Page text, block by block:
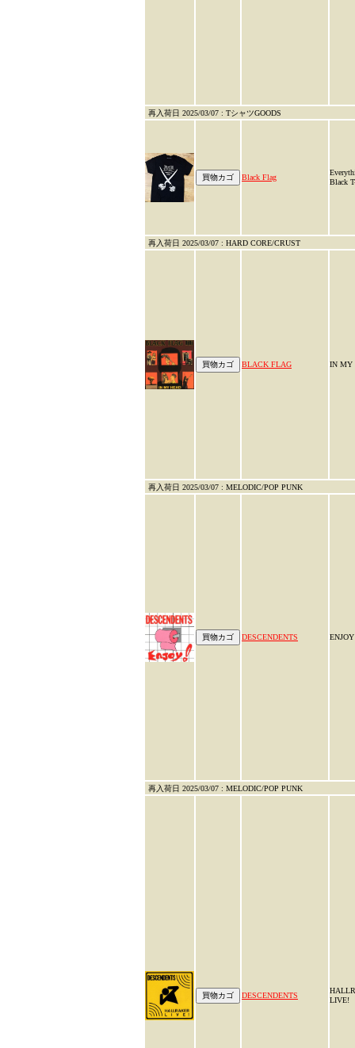
再入荷日 2025/03/07 : TシャツGOODS
Black Flag
Black
再入荷日 2025/03/07 : HARD CORE/CRUST
BLACK FLAG IN MY
再入荷日 2025/03/07 : MELODIC/POP PUNK
DESCENDENTS
再入荷日 2025/03/07 : MELODIC/POP PUNK
DESCENDENTS
LIVE!